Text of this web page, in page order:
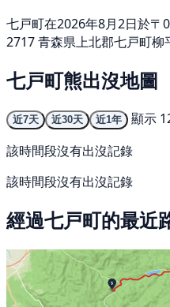
七戸町在2026年8月2日於〒
2717 青森県上北郡七戸町
七戸町熊出沒地圖
近7天 近30天 近1年
顯示
該時間段沒有出沒記錄
該時間段沒有出沒記錄
經過七戸町的最近